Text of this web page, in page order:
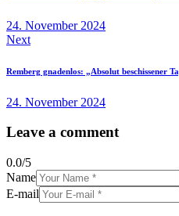
24. November 2024
Next
Remberg gnadenlos: „Absolut beschissener
24. November 2024
Leave a comment
0.0/5
Name
E-mail